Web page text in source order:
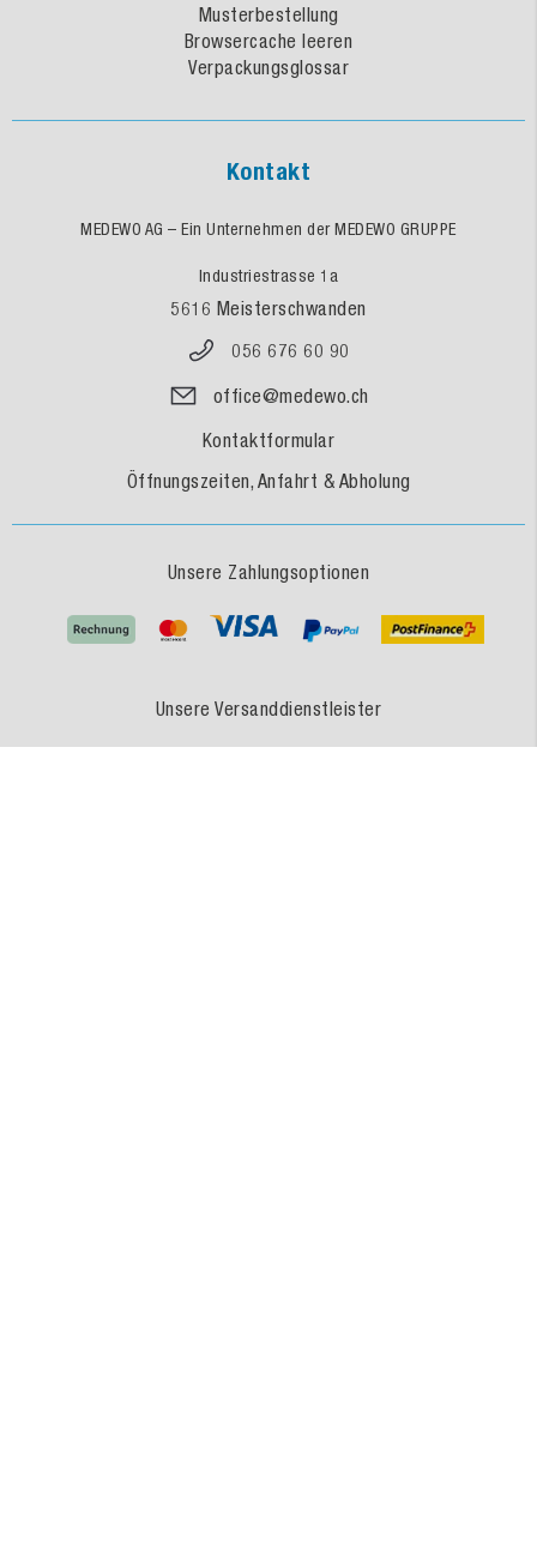
Musterbestellung
Browsercache leeren
Verpackungsglossar
Kontakt
MEDEWO AG – Ein Unternehmen der MEDEWO GRUPPE
Industriestrasse 1a
5616 Meisterschwanden
056 676 60 90
office@medewo.ch
Kontaktformular
Öffnungszeiten, Anfahrt & Abholung
Unsere Zahlungsoptionen
Unsere Versanddienstleister